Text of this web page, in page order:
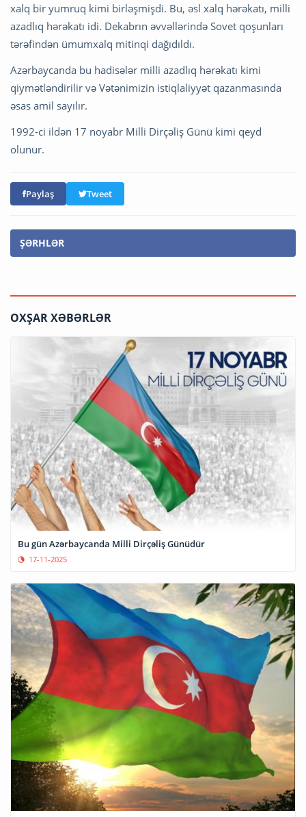
xalq bir yumruq kimi birləşmişdi. Bu, əsl xalq hərəkatı, milli
azadlıq hərəkatı idi. Dekabrın əvvəllərində Sovet qoşunları
tərəfindən ümumxalq mitinqi dağıdıldı.
Azərbaycanda bu hadisələr milli azadlıq hərəkatı kimi
qiymətləndirilir və Vətənimizin istiqlaliyyət qazanmasında
əsas amil sayılır.
1992-ci ildən 17 noyabr Milli Dirçəliş Günü kimi qeyd
olunur.
Paylaş Tweet
ŞƏRHLƏR
OXŞAR XƏBƏRLƏR
Bu gün Azərbaycanda Milli Dirçəliş Günüdür
17-11-2025